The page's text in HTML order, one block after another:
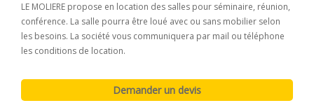
LE MOLIERE propose en location des salles pour séminaire, réunion,
conférence. La salle pourra être loué avec ou sans mobilier selon
les besoins. La société vous communiquera par mail ou téléphone
les conditions de location.